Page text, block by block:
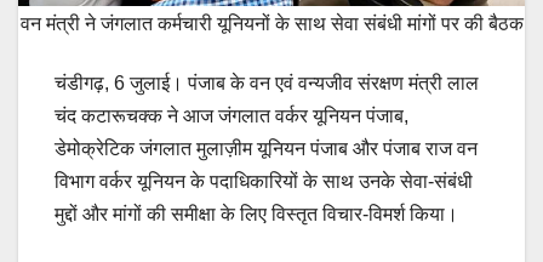
वन मंत्री ने जंगलात कर्मचारी यूनियनों के साथ सेवा संबंधी मांगों पर की बैठक
चंडीगढ़, 6 जुलाई। पंजाब के वन एवं वन्यजीव संरक्षण मंत्री लाल
चंद कटारूचक्क ने आज जंगलात वर्कर यूनियन पंजाब,
डेमोक्रेटिक जंगलात मुलाज़ीम यूनियन पंजाब और पंजाब राज वन
विभाग वर्कर यूनियन के पदाधिकारियों के साथ उनके सेवा-संबंधी
मुद्दों और मांगों की समीक्षा के लिए विस्तृत विचार-विमर्श किया।